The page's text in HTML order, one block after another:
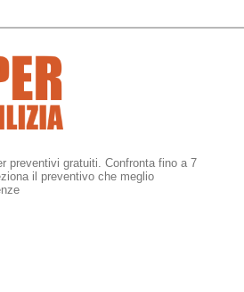
preventivi gratuiti. Confronta fino a 7
il preventivo che meglio